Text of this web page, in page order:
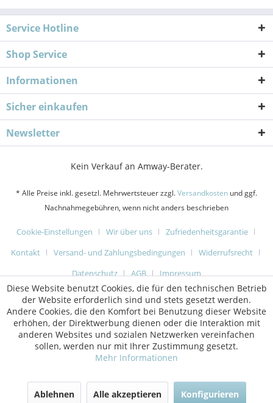
Service Hotline
Shop Service
Informationen
Sicher einkaufen
Newsletter
Kein Verkauf an Amway-Berater.
* Alle Preise inkl. gesetzl. Mehrwertsteuer zzgl.Versandkosten und ggf.
Nachnahmegebühren, wenn nicht anders beschrieben
Cookie-Einstellungen Wir über uns
Zufriedenheitsgarantie
Kontakt
Versand- und Zahlungsbedingungen
Widerrufsrecht
Datenschutz
AGB Impressum
Diese Website benutzt Cookies, die für den technischen Betrieb
der Website erforderlich sind und stets gesetzt werden.
Andere Cookies, die den Komfort bei Benutzung dieser Website
erhöhen, der Direktwerbung dienen oder die Interaktion mit
anderen Websites und sozialen Netzwerken vereinfachen
sollen, werden nur mit Ihrer Zustimmung gesetzt.
Mehr Informationen
Ablehnen Alle akzeptieren Konfigurieren